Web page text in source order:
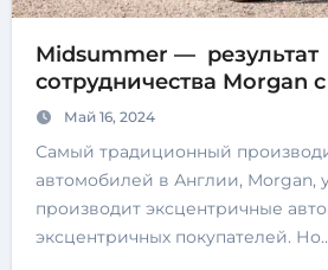
Midsummer — результат
сотрудничества Morgan
Май 16, 2024
Самый традиционный производитель спортивных
автомобилей в Англии, Morgan,
производит эксцентричные
эксцентричных покупателей.